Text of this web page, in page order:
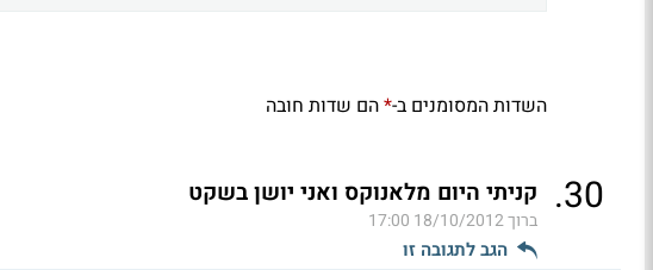
השדות המסומנים ב-*הם שדות חובה
30
. קניתי היום מלאנוקס ואני יושן בשקט
ברוך18/10/2012 17:00
הגב לתגובה זו